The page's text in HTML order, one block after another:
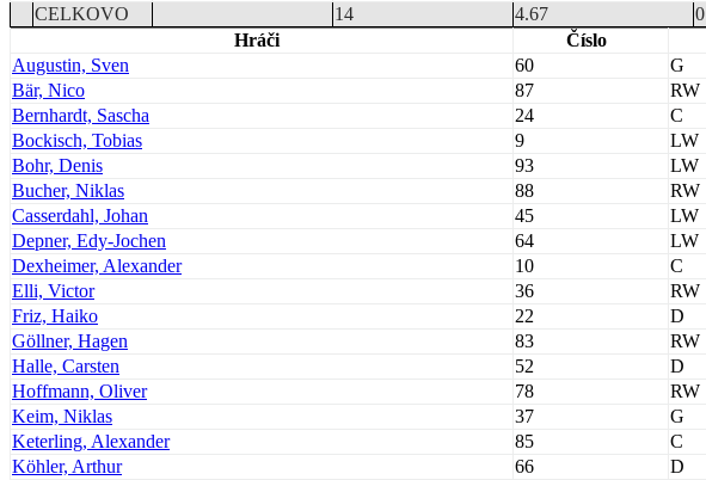
CELKOVO
14 4.67 0
Hráči
Číslo
Augustin, Sven
60 G
Bär, Nico
87 RW
Bernhardt, Sascha
24 C
Bockisch, Tobias
9 LW
Bohr, Denis
93 LW
Bucher, Niklas
88 RW
Casserdahl, Johan
45 LW
Depner, Edy-Jochen
64 LW
Dexheimer, Alexander
10 C
Elli, Victor
36 RW
Friz, Haiko
22 D
Göllner, Hagen
83 RW
Halle, Carsten
52 D
Hoffmann, Oliver
78 RW
Keim, Niklas
37 G
Keterling, Alexander
85 C
Köhler, Arthur
66 D